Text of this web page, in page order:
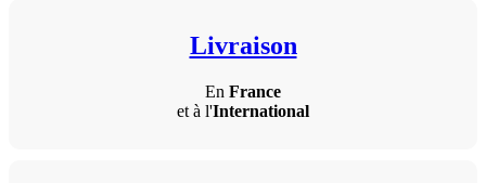
Livraison
En France
et à l'International